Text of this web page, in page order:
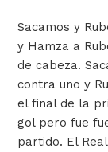
Sacamos y
y Hamza a
de cabeza.
contra uno y
el final de la
gol pero fue
partido. El